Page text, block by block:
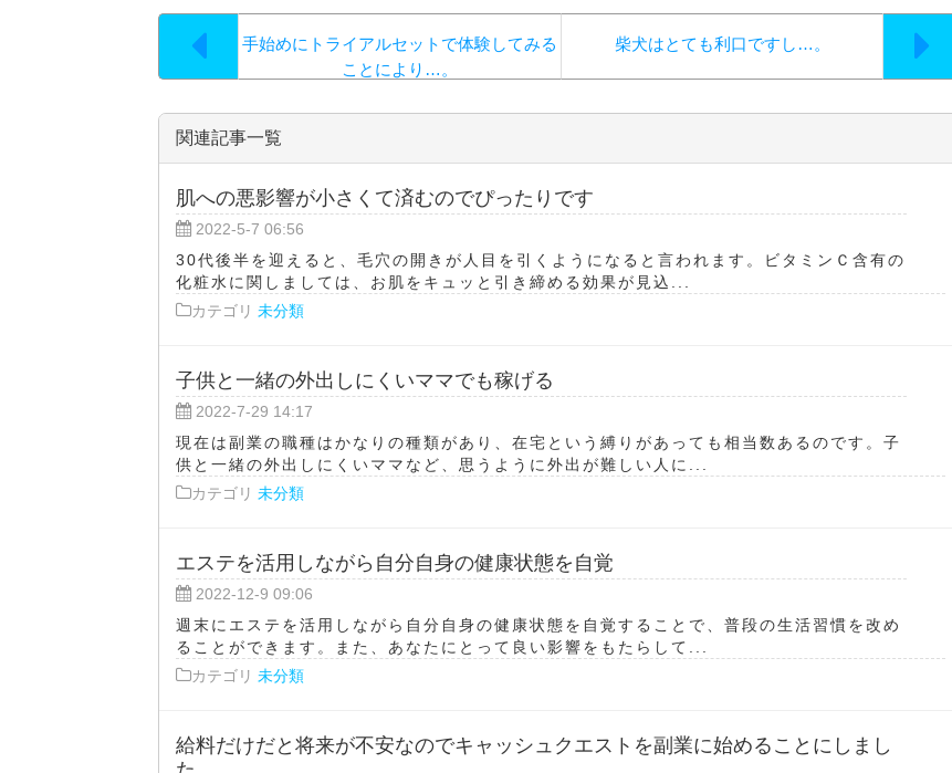
手始めにトライアルセットで体験してみる
ことにより…。
柴犬はとても利口ですし…。
関連記事一覧
肌への悪影響が小さくて済むのでぴったりです
2022-5-7 06:56
30代後半を迎えると、毛穴の開きが人目を引くようになると言われます。ビタミンＣ含有の
化粧水に関しましては、お肌をキュッと引き締める効果が見込...
カテゴリ 未分類
子供と一緒の外出しにくいママでも稼げる
2022-7-29 14:17
現在は副業の職種はかなりの種類があり、在宅という縛りがあっても相当数あるのです。子
供と一緒の外出しにくいママなど、思うように外出が難しい人に...
カテゴリ 未分類
エステを活用しながら自分自身の健康状態を自覚
2022-12-9 09:06
週末にエステを活用しながら自分自身の健康状態を自覚することで、普段の生活習慣を改め
ることができます。また、あなたにとって良い影響をもたらして...
カテゴリ 未分類
給料だけだと将来が不安なのでキャッシュクエストを副業に始めることにしまし